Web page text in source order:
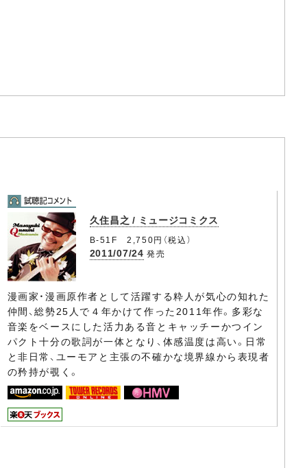
久住昌之 / ミュージコミクス
B-51F 2,750円（税込）
2011/07/24 発売
漫画家・漫画原作者として活躍する粋人が気心の知れた
仲間、総勢25人で４年かけて作った2011年作。多彩な
音楽をベースにした活力ある音とキャッチーかつイン
パクト十分の歌詞が一体となり、体感温度は高い。日常
と非日常、ユーモアと主張の不確かな境界線から表現者
の矜持が覗く。